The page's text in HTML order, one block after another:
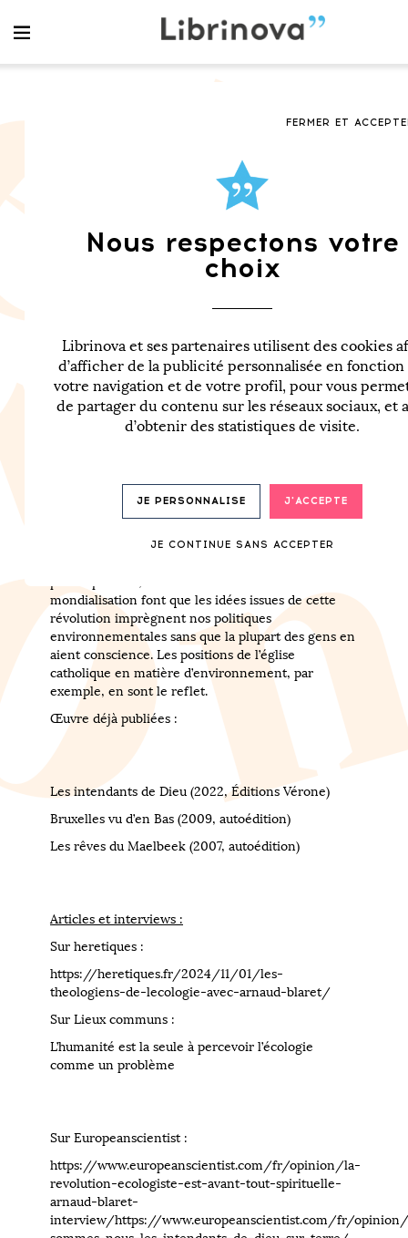
FERMER ET
Nous respectons votre
choix
Librinova et ses partenaires utilisent des cookies
d’afficher de la publicité personnalisée en fonction
votre navigation et de votre profil, pour vous
de partager du contenu sur les réseaux sociaux, et
d’obtenir des statistiques de visite.
JE PERSONNALISE J'ACCEPTE
JE CONTINUE SANS ACCEPTER
MA BIOGRAPHIE
Arnaud Blaret
Né à Bruxelles en 1961.
omniprésente dans le monde anglo-saxon, surtout
cause d’une révolution spirituelle impactant les
mondialisation font que les idées issues de cette
révolution imprègnent nos politiques
environnementales sans que la plupart des gens en
aient conscience. Les positions de l’église
catholique en matière d’environnement, par
exemple, en sont le reflet.
Œuvre déjà publiées :
Les intendants de Dieu (2022, Éditions Vérone)
Bruxelles vu d’en Bas (2009, autoédition)
Les rêves du Maelbeek (2007, autoédition)
Articles et interviews :
Sur heretiques :
https://heretiques.fr/2024/11/01/les-
theologiens-de-lecologie-avec-arnaud-blaret/
Sur Lieux communs :
L’humanité est la seule à percevoir l’écologie
comme un problème
Sur Europeanscientist :
https://www.europeanscientist.com/fr/opinion/la-
revolution-ecologiste-est-avant-tout-spirituelle-
arnaud-blaret-
interview/https://www.europeanscientist.com/fr/